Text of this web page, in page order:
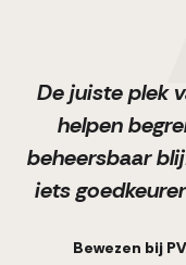
De juiste plek
helpen
beheersbaar
iets
Bewezen bij